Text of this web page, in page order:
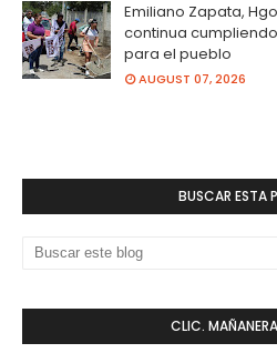
Emiliano Zapata,
continua
para el pueblo
AUGUST 07, 2026
BUSCAR ESTA
CLIC.